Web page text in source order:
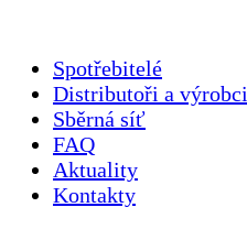
Spotřebitelé
Distributoři a výrobci
Sběrná síť
FAQ
Aktuality
Kontakty